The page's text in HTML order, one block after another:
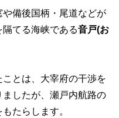
備後国柄・尾道などが
てる海峡である音戸(お
とは、大宰府の干渉を
したが、瀬戸内航路の
たらします。